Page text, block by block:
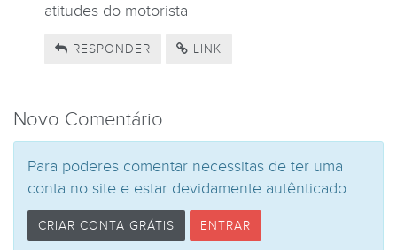
atitudes do motorista
RESPONDER LINK
Novo Comentário
Para poderes comentar necessitas de ter uma
conta no site e estar devidamente autênticado.
CRIAR CONTA GRÁTIS ENTRAR